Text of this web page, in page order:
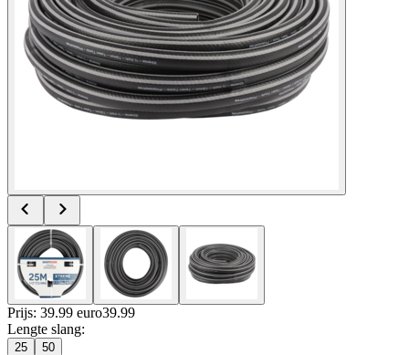
Prijs: 39.99 euro39.99
Lengte slang:
25 50